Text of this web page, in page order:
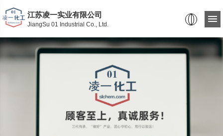
江苏凌一实业有限公司
JiangSu 01 Industrial Co., Ltd.